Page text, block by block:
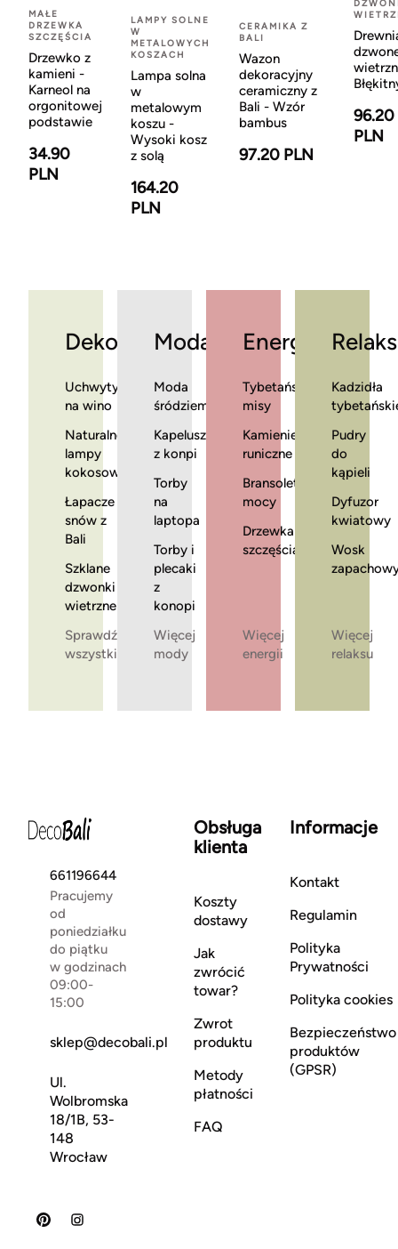
MAŁE
DRZEWKA
SZCZĘŚCIA
Drzewko z
kamieni -
Karneol na
orgonitowej
podstawie
34.90
PLN
LAMPY SOLNE
W
METALOWYCH
KOSZACH
Lampa solna
w
metalowym
koszu -
Wysoki kosz
z solą
164.20
PLN
CERAMIKA Z
BALI
Wazon
dekoracyjny
ceramiczny z
Bali - Wzór
bambus
97.20 PLN
96.20
PLN
Dekoracje
Uchwyty
na wino
Naturalne
lampy
kokosowe
Łapacze
snów z
Bali
Szklane
dzwonki
wietrzne
Sprawdź
wszystkie
Moda
Moda
śródziemnomorska
Kapelusze
z konpi
Torby
na
laptopa
Torby i
plecaki
z
konopi
Więcej
mody
Energia
Tybetańskie
misy
Kamienie
runiczne
Bransoletki
mocy
Drzewka
szczęścia
Więcej
energii
Relaks
Kadzidła
Pudry
do
kąpieli
Dyfuzor
kwiatowy
Wosk
Więcej
relaksu
661196644
Pracujemy
od
poniedziałku
do piątku
w godzinach
09:00-
15:00
sklep@decobali.pl
Ul.
Wolbromska
18/1B, 53-
148
Wrocław
Obsługa
klienta
Koszty
dostawy
Jak
zwrócić
towar?
Zwrot
produktu
Metody
płatności
FAQ
Informacje
Kontakt
Regulamin
Polityka
Prywatności
Polityka cookies
Bezpieczeństwo
produktów
(GPSR)